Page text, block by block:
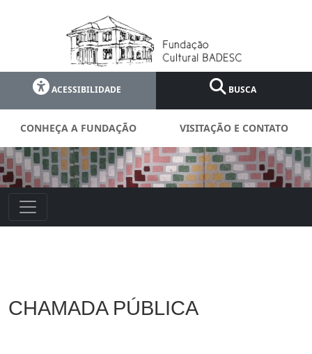
ACESSIBILIDADE BUSCA
CONHEÇA A FUNDAÇÃO VISITAÇÃO E CONTATO
CHAMADA PÚBLICA